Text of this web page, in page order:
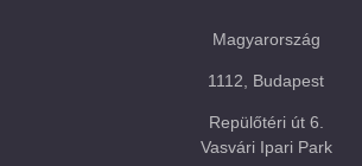
Magyarország
1112, Budapest
Repülőtéri út 6.
Vasvári Ipari Park